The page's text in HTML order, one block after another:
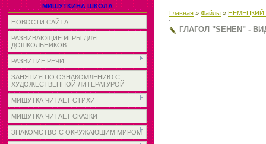
МИШУТКИНА ШКОЛА
НОВОСТИ САЙТА
РАЗВИВАЮЩИЕ ИГРЫ ДЛЯ
ДОШКОЛЬНИКОВ
РАЗВИТИЕ РЕЧИ
ЗАНЯТИЯ ПО ОЗНАКОМЛЕНИЮ С
ХУДОЖЕСТВЕННОЙ ЛИТЕРАТУРОЙ
МИШУТКА ЧИТАЕТ СТИХИ
МИШУТКА ЧИТАЕТ СКАЗКИ
ЗНАКОМСТВО С ОКРУЖАЮЩИМ МИРОМ
Главная » Файлы » НЕМЕЦКИЙ
ГЛАГОЛ "SEHEN" -